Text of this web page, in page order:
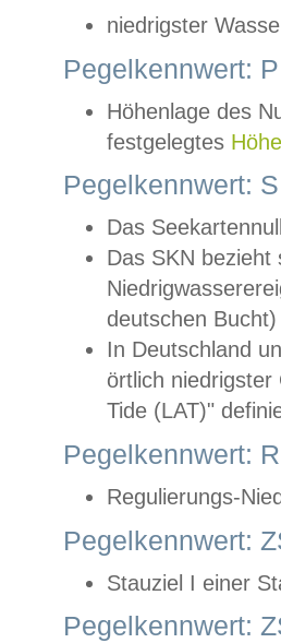
niedrigster
Pegelkennwert:
Höhenlage des
festgelegtes
Pegelkennwert:
Das
Das SKN
deutschen
In Deutschland
örtlich
Tide (LAT)"
Pegelkennwert:
Regulierungs-
Pegelkennwert:
Stauziel I einer
Pegelkennwert: